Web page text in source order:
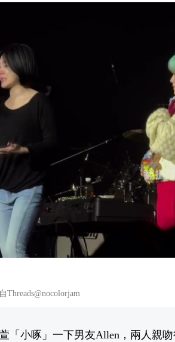
Threads@nocolorjam
「小啄」一下男友Allen，兩人親